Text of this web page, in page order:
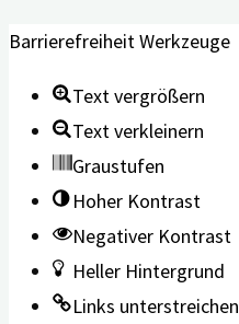
Barrierefreiheit Werkzeuge
Text vergrößern
Text verkleinern
Graustufen
Hoher Kontrast
Negativer Kontrast
Heller Hintergrund
Links unterstreichen